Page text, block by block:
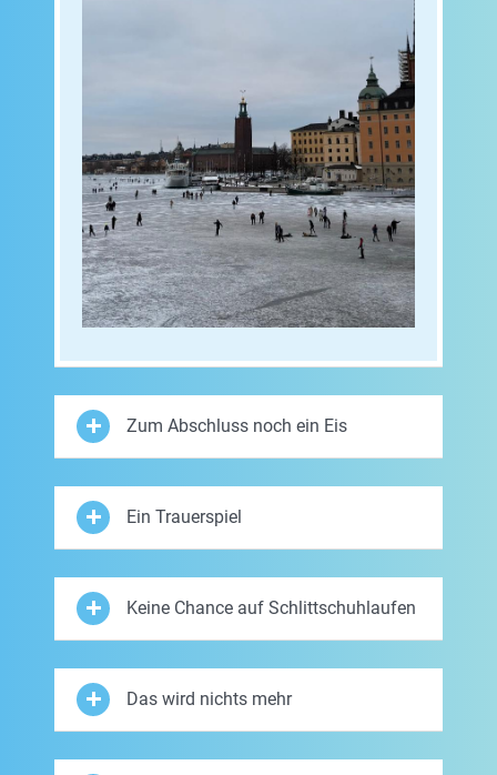
Zum Abschluss noch ein Eis
Ein Trauerspiel
Keine Chance auf Schlittschuhlaufen
Das wird nichts mehr